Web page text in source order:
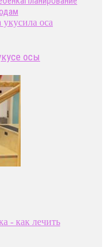
осы